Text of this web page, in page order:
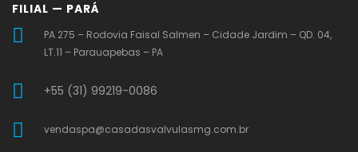
FILIAL — PARÁ
PA 275 – Rodovia Faisal Salmen – Cidade Jardim – QD. 04,
LT.11 – Parauapebas – PA
+55 (31) 99219-0086
vendaspa@casadasvalvulasmg.com.br